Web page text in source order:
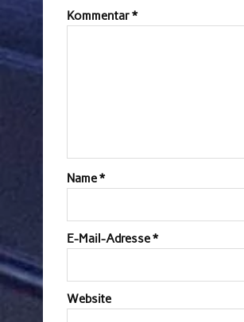
Kommentar*
Name*
E-Mail-Adresse*
Website